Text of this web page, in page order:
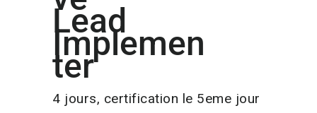
Lead
Implemen
ter
4 jours, certification le 5eme jour